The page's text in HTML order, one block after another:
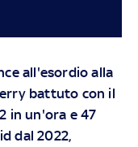
all'esordio alla
battuto con il
in un'ora e 47
dal 2022,